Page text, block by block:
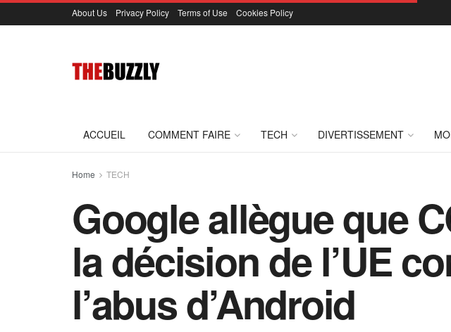
About Us Privacy Policy Terms of Use Cookies Policy
ACCUEIL COMMENT FAIRE TECH DIVERTISSEMENT
Home TECH
Google allègue que
la décision de l’UE
l’abus d’Android